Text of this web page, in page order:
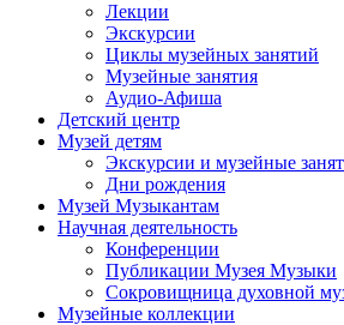
Лекции
Экскурсии
Циклы музейных занятий
Музейные занятия
Аудио-Афиша
Детский центр
Музей детям
Экскурсии и музейные
Дни рождения
Музей Музыкантам
Научная деятельность
Конференции
Публикации Музея Музыки
Сокровищница духовной
Музейные коллекции